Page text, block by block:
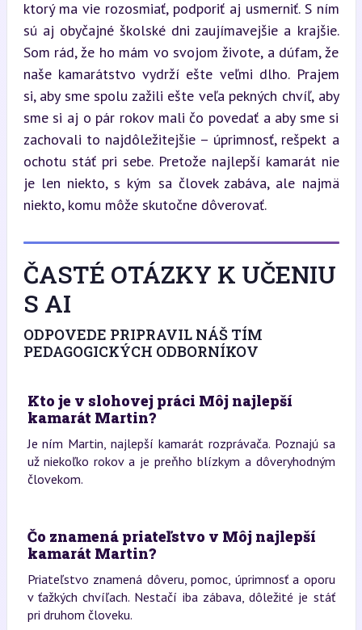
ktorý ma vie rozosmiať, podporiť aj usmerniť. S ním
sú aj obyčajné školské dni zaujímavejšie a krajšie.
Som rád, že ho mám vo svojom živote, a dúfam, že
naše kamarátstvo vydrží ešte veľmi dlho. Prajem
si, aby sme spolu zažili ešte veľa pekných chvíľ, aby
sme si aj o pár rokov mali čo povedať a aby sme si
zachovali to najdôležitejšie – úprimnosť, rešpekt a
ochotu stáť pri sebe. Pretože najlepší kamarát nie
je len niekto, s kým sa človek zabáva, ale najmä
niekto, komu môže skutočne dôverovať.
ČASTÉ OTÁZKY K UČENIU
S AI
ODPOVEDE PRIPRAVIL NÁŠ TÍM
PEDAGOGICKÝCH ODBORNÍKOV
Kto je v slohovej práci Môj najlepší
kamarát Martin?
Je ním Martin, najlepší kamarát rozprávača. Poznajú sa
už niekoľko rokov a je preňho blízkym a dôveryhodným
človekom.
Čo znamená priateľstvo v Môj najlepší
kamarát Martin?
Priateľstvo znamená dôveru, pomoc, úprimnosť a oporu
v ťažkých chvíľach. Nestačí iba zábava, dôležité je stáť
pri druhom človeku.